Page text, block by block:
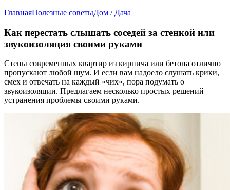
ГлавнаяПолезные советыДом / Дача
Как перестать слышать соседей за стенкой или
звукоизоляция своими руками
Стены современных квартир из кирпича или бетона отлично
пропускают любой шум. И если вам надоело слушать крики,
смех и отвечать на каждый «чих», пора подумать о
звукоизоляции. Предлагаем несколько простых решений
устранения проблемы своими руками.